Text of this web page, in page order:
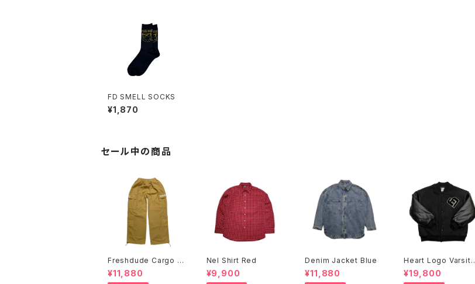
FD SMELL SOCKS
¥1,870
セール中の商品
Freshdude Cargo P
ants Beige
¥11,880
Nel Shirt Red
¥9,900
Denim Jacket Blue
¥11,880
Heart Logo Varsity
Jacket
¥19,800